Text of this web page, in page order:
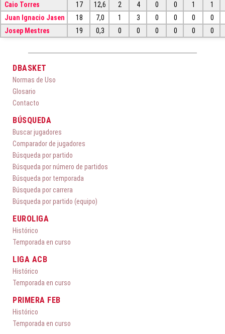
Caio Torres
17 12,6 2 4 0 0 1
1
Juan Ignacio Jasen
18 7,0 1 3 0 0 0
0
Josep Mestres
19 0,3 0 0 0 0 0 0
DBASKET
Normas de Uso
Glosario
Contacto
BÚSQUEDA
Buscar jugadores
Comparador de jugadores
Búsqueda por partido
Búsqueda por número de partidos
Búsqueda por temporada
Búsqueda por carrera
Búsqueda por partido (equipo)
EUROLIGA
Histórico
Temporada en curso
LIGA ACB
Histórico
Temporada en curso
PRIMERA FEB
Histórico
Temporada en curso